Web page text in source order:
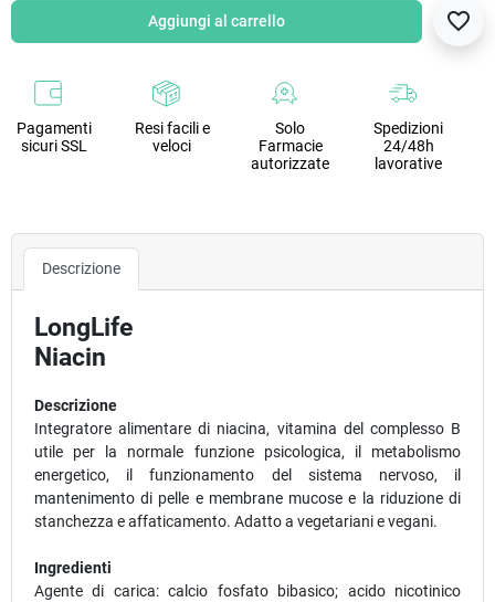
Aggiungi al carrello favorite_border
Pagamenti
sicuri SSL
Resi facili e
veloci
Solo
Farmacie
autorizzate
Spedizioni
24/48h
lavorative
Descrizione
LongLife
Niacin
Descrizione
Integratore alimentare di niacina, vitamina del complesso B
utile per la normale funzione psicologica, il metabolismo
energetico, il funzionamento del sistema nervoso, il
mantenimento di pelle e membrane mucose e la riduzione di
stanchezza e affaticamento. Adatto a vegetariani e vegani.
Ingredienti
Agente di carica: calcio fosfato bibasico; acido nicotinico